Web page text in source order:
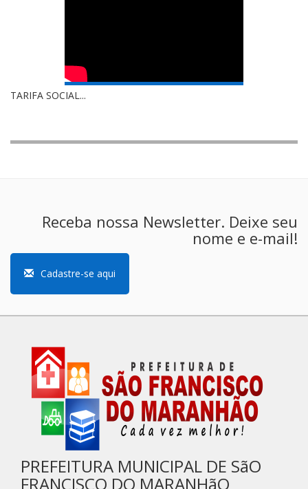
TARIFA SOCIAL...
Receba nossa Newsletter. Deixe seu
nome e e-mail!
Cadastre-se aqui
PREFEITURA MUNICIPAL DE SãO
FRANCISCO DO MARANHãO